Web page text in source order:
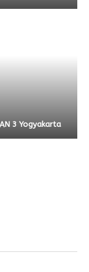
3 Yogyakarta